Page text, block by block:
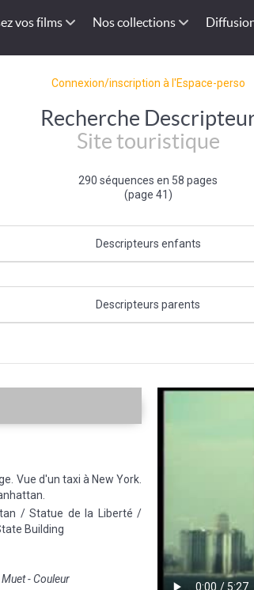
vos films Nos collections
Connexion/inscription à l'Espace-perso
Recherche
Site touristique
290 séquences en 58 pages
(page 41)
Descripteurs enfants
|Curiosité touristique|Site naturel|
Centre de balnéothérapie
Descripteurs parents
Vue d'un taxi à New York.
/ Statue de la Liberté /
Building
Muet - Couleur